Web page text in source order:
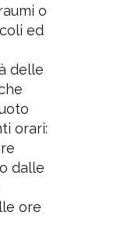
o
ed
delle
orari:
dalle
ore